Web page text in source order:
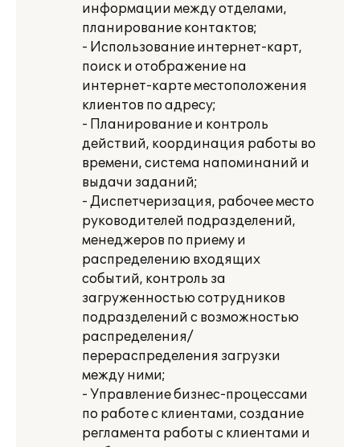
информации между отделами,
планирование контактов;
- Использование интернет-карт,
поиск и отображение на
интернет-карте местоположения
клиентов по адресу;
- Планирование и контроль
действий, координация работы во
времени, система напоминаний и
выдачи заданий;
- Диспетчеризация, рабочее место
руководителей подразделений,
менеджеров по приему и
распределению входящих
событий, контроль за
загруженностью сотрудников
подразделений с возможностью
распределения/
перераспределения загрузки
между ними;
- Управление бизнес-процессами
по работе с клиентами, создание
регламента работы с клиентами и